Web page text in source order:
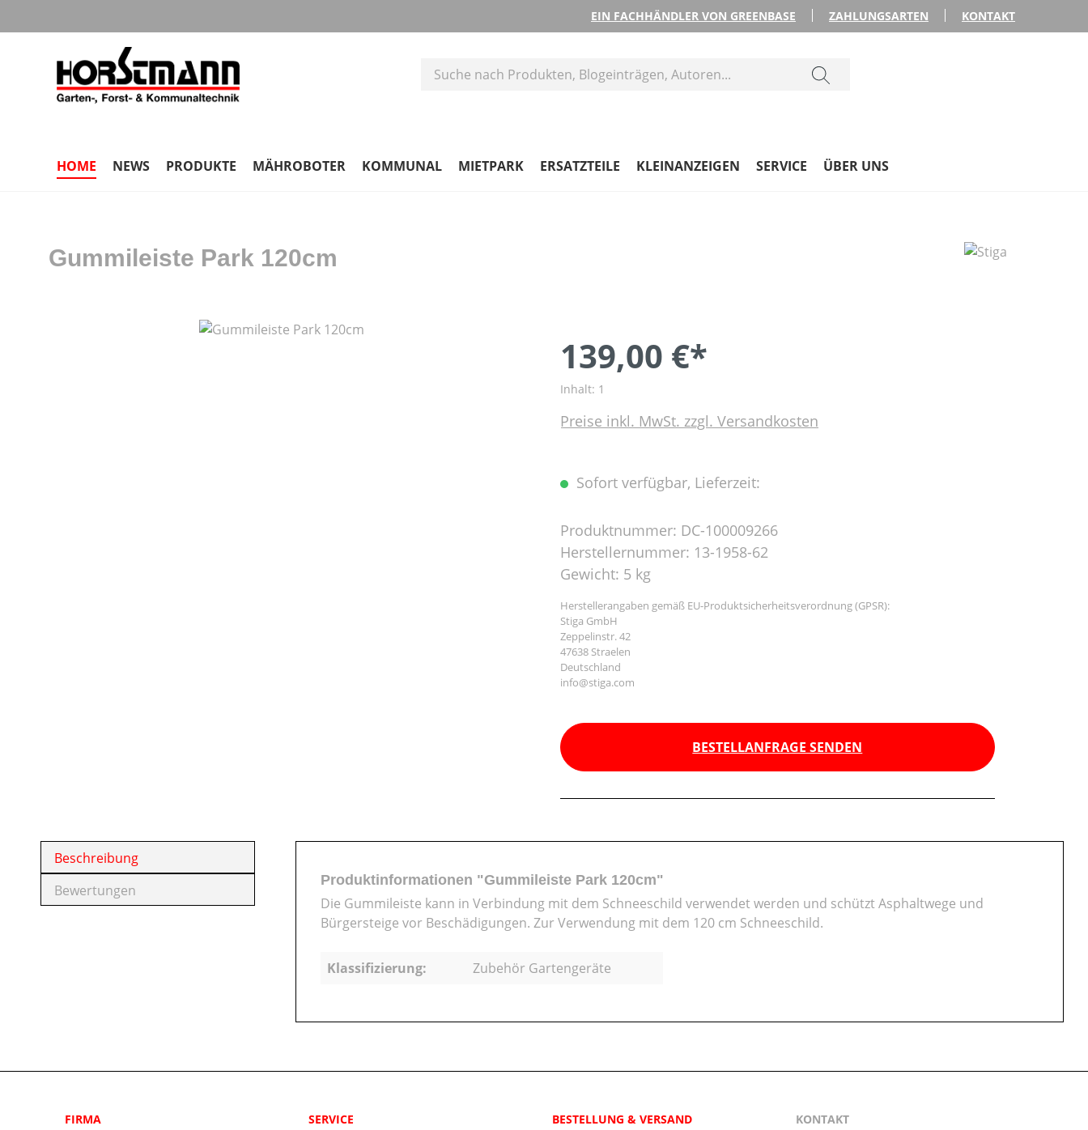
EIN FACHHÄNDLER VON GREENBASE ZAHLUNGSARTEN KONTAKT
HOME NEWS PRODUKTE MÄHROBOTER KOMMUNAL MIETPARK ERSATZTEILE KLEINANZEIGEN SERVICE ÜBER UNS
Gummileiste Park 120cm
139,00 €*
Inhalt: 1
Preise inkl. MwSt. zzgl. Versandkosten
Sofort verfügbar, Lieferzeit:
Produktnummer: DC-100009266
Herstellernummer: 13-1958-62
Gewicht: 5 kg
Herstellerangaben gemäß EU-Produktsicherheitsverordnung (GPSR):
Stiga GmbH
Zeppelinstr. 42
47638 Straelen
Deutschland
info@stiga.com
BESTELLANFRAGE SENDEN
Beschreibung
Bewertungen
Produktinformationen "Gummileiste Park 120cm"
Die Gummileiste kann in Verbindung mit dem Schneeschild verwendet werden und schützt Asphaltwege und
Bürgersteige vor Beschädigungen. Zur Verwendung mit dem 120 cm Schneeschild.
Klassifizierung: Zubehör Gartengeräte
FIRMA
SERVICE
BESTELLUNG & VERSAND
KONTAKT